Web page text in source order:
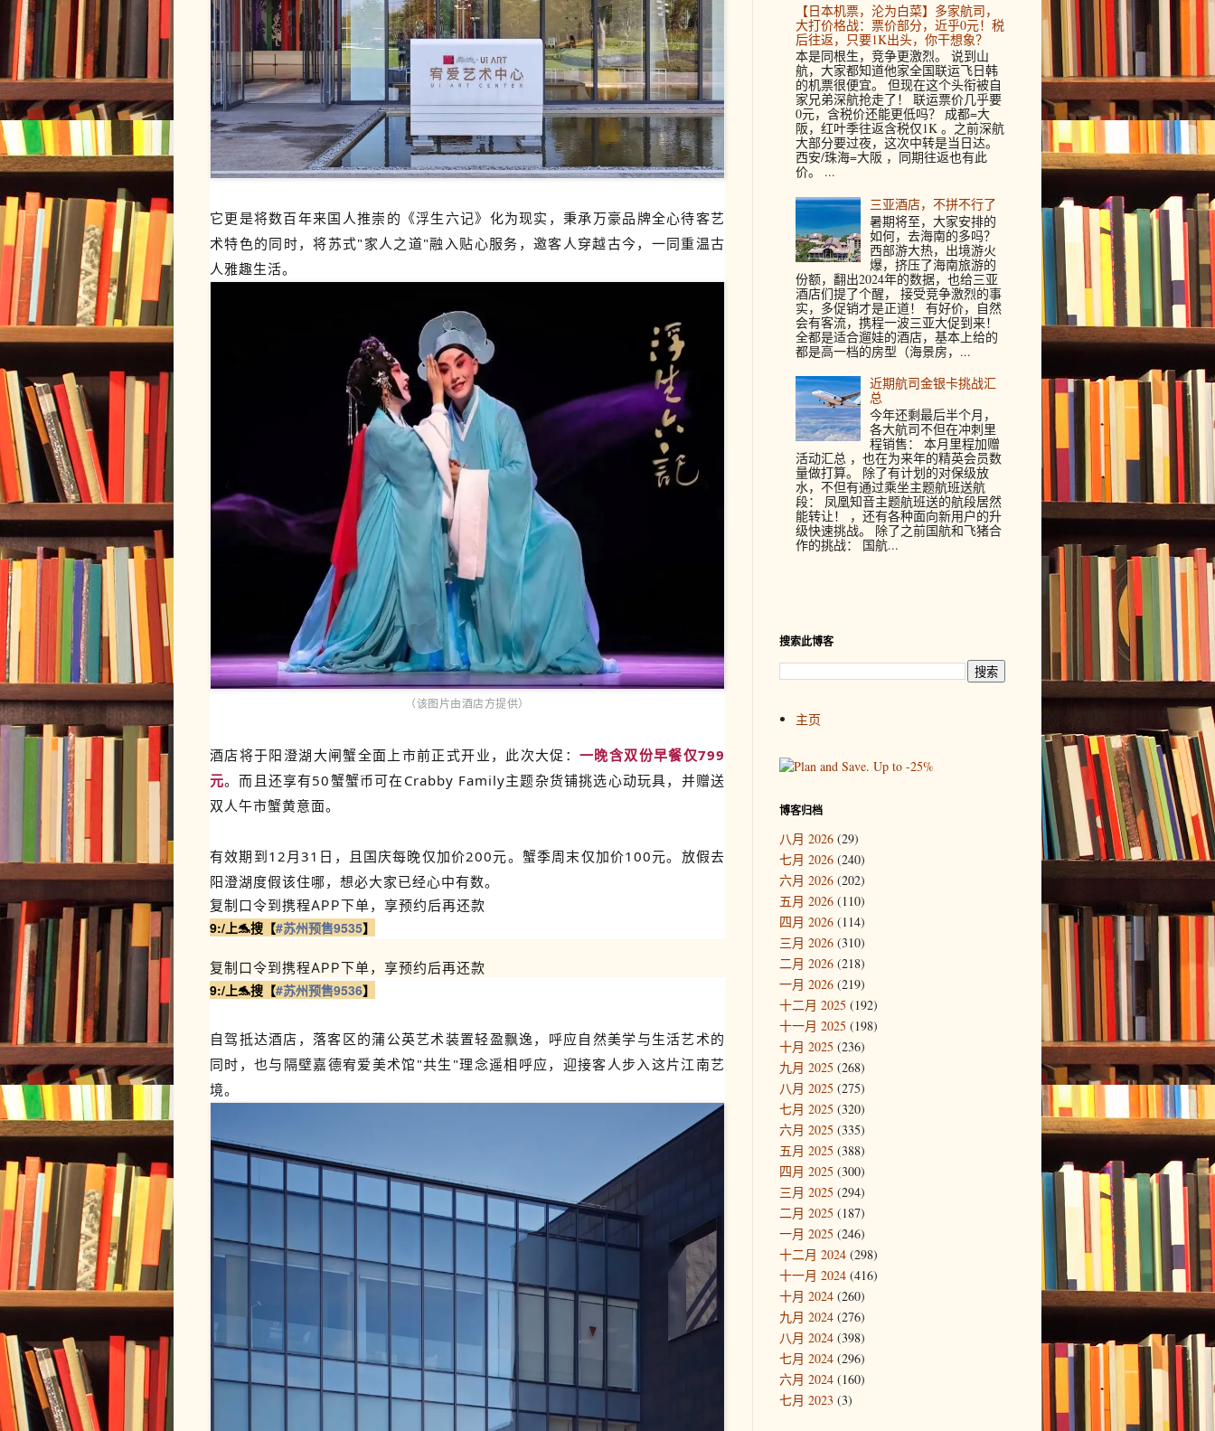
它更是将数百年来国人推崇的《浮生六记》化为现实，秉承万豪品牌全心待客艺
术特色的同时，将苏式"家人之道"融入贴心服务，邀客人穿越古今，一同重温古
人雅趣生活。
（该图片由酒店方提供）
酒店将于阳澄湖大闸蟹全面上市前正式开业，此次大促：一晚含双份早餐仅799
元。而且还享有50蟹蟹币可在Crabby Family主题杂货铺挑选心动玩具，并赠送
双人午市蟹黄意面。
有效期到12月31日，且国庆每晚仅加价200元。蟹季周末仅加价100元。放假去
阳澄湖度假该住哪，想必大家已经心中有数。
复制口令到 携程APP下单，享预约后再还款
9:/上🐬搜【#苏州预售9535】
复制口令到 携程APP下单，享预约后再还款
9:/上🐬搜【#苏州预售9536】
自驾抵达酒店，落客区的蒲公英艺术装置轻盈飘逸，呼应自然美学与生活艺术的
同时，也与隔壁嘉德宥爱美术馆"共生"理念遥相呼应，迎接客人步入这片江南艺
境。
【日本机票，沦为白菜】多家航司，
大打价格战：票价部分，近乎0元！税
后往返，只要1K出头，你干想象？
本是同根生，竞争更激烈。 说到山
航，大家都知道他家全国联运飞日韩
的机票很便宜。 但现在这个头衔被自
家兄弟深航抢走了！ 联运票价几乎要
0元，含税价还能更低吗？ 成都=大
阪，红叶季往返含税仅1K 。之前深航
大部分要过夜，这次中转是当日达。
西安/珠海=大阪 ，同期往返也有此
价。 ...
三亚酒店，不拼不行了
暑期将至，大家安排的
如何，去海南的多吗？
西部游大热，出境游火
爆，挤压了海南旅游的
份额，翻出2024年的数据，也给三亚
酒店们提了个醒， 接受竞争激烈的事
实，多促销才是正道！ 有好价，自然
会有客流，携程一波三亚大促到来！
全都是适合遛娃的酒店，基本上给的
都是高一档的房型（海景房，...
近期航司金银卡挑战汇
总
今年还剩最后半个月，
各大航司不但在冲刺里
程销售： 本月里程加赠
活动汇总 ，也在为来年的精英会员数
量做打算。 除了有计划的对保级放
水，不但有通过乘坐主题航班送航
段： 凤凰知音主题航班送的航段居然
能转让！ ，还有各种面向新用户的升
级快速挑战。 除了之前国航和飞猪合
作的挑战： 国航...
搜索此博客
主页
博客归档
八月 2026 (29)
七月 2026 (240)
六月 2026 (202)
五月 2026 (110)
四月 2026 (114)
三月 2026 (310)
二月 2026 (218)
一月 2026 (219)
十二月 2025 (192)
十一月 2025 (198)
十月 2025 (236)
九月 2025 (268)
八月 2025 (275)
七月 2025 (320)
六月 2025 (335)
五月 2025 (388)
四月 2025 (300)
三月 2025 (294)
二月 2025 (187)
一月 2025 (246)
十二月 2024 (298)
十一月 2024 (416)
十月 2024 (260)
九月 2024 (276)
八月 2024 (398)
七月 2024 (296)
六月 2024 (160)
七月 2023 (3)